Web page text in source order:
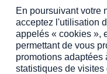
Ornella
Responsable
En poursuivant votre
acceptez l'utilisation
appelés « cookies »,
permettant de vous
promotions adaptées
statistiques de